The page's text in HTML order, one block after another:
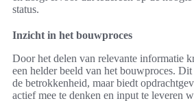
status.
Inzicht in het bouwproces
Door het delen van relevante informatie
een helder beeld van het bouwproces.
de betrokkenheid, maar biedt
actief mee te denken en input te leveren